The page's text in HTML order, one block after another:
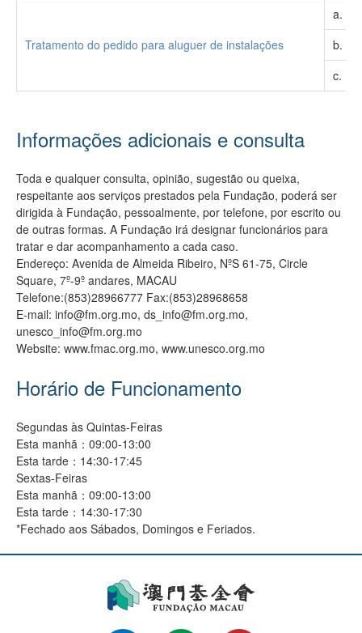
Tratamento do pedido para aluguer de instalações
a.
b.
c.
Informações adicionais e consulta
Toda e qualquer consulta, opinião, sugestão ou queixa,
respeitante aos serviços prestados pela Fundação, poderá ser
dirigida à Fundação, pessoalmente, por telefone, por escrito ou
de outras formas. A Fundação irá designar funcionários para
tratar e dar acompanhamento a cada caso.
Endereço: Avenida de Almeida Ribeiro, NºS 61-75, Circle
Square, 7º-9º andares, MACAU
Telefone:(853)28966777 Fax:(853)28968658
E-mail: info@fm.org.mo, ds_info@fm.org.mo,
unesco_info@fm.org.mo
Website: www.fmac.org.mo, www.unesco.org.mo
Horário de Funcionamento
Segundas às Quintas-Feiras
Esta manhã：09:00-13:00
Esta tarde：14:30-17:45
Sextas-Feiras
Esta manhã：09:00-13:00
Esta tarde：14:30-17:30
*Fechado aos Sábados, Domingos e Feriados.